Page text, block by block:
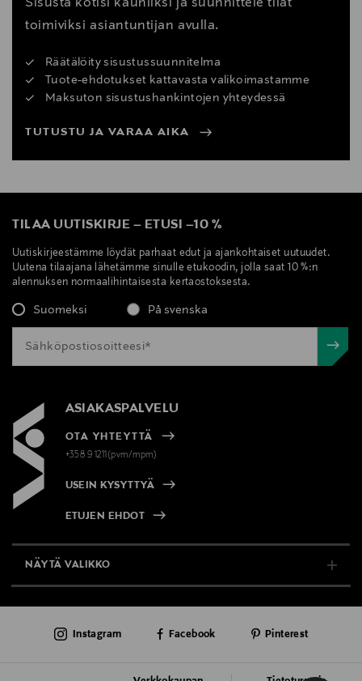
Sisusta kotisi kauniiksi ja suunnittele tilat
toimiviksi asiantuntijan avulla.
Räätälöity sisustussuunnitelma
Tuote-ehdotukset kattavasta valikoimastamme
Maksuton sisustushankintojen yhteydessä
TUTUSTU JA VARAA AIKA
TILAA UUTISKIRJE – ETUSI –10 %
Uutiskirjeestämme löydät parhaat edut ja ajankohtaiset uutuudet.
Uutena tilaajana lähetämme sinulle etukoodin, jolla saat 10 %:n
alennuksen normaalihintaisesta kertaostoksesta.
Suomeksi På svenska
ASIAKASPALVELU
OTA YHTEYTTÄ
+358 9 1211(pvm/mpm)
USEIN KYSYTTYÄ
ETUJEN EHDOT
NÄYTÄ VALIKKO
AJANKOHTAISTA
Instagram Facebook Pinterest